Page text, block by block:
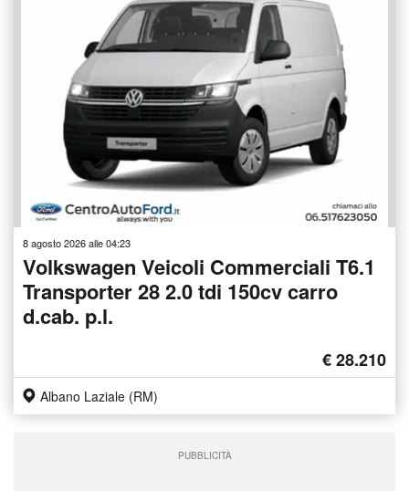
8 agosto 2026 alle 04:23
Volkswagen Veicoli Commerciali T6.1
Transporter 28 2.0 tdi 150cv carro
d.cab. p.l.
€ 28.210
Albano Laziale (RM)
PUBBLICITÀ